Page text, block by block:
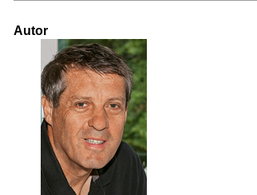
Autor